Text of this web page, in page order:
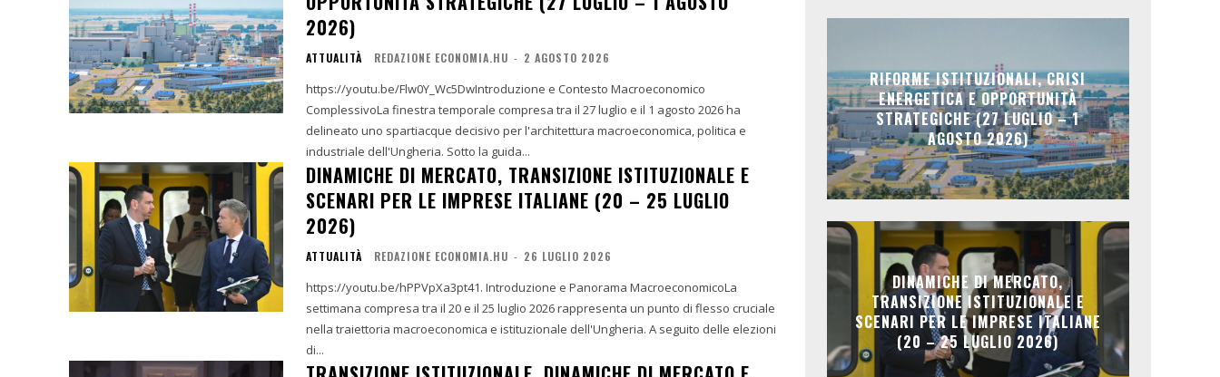
2026)
ATTUALITÀ REDAZIONE ECONOMIA.HU - 2 AGOSTO 2026
https://youtu.be/Flw0Y_Wc5DwIntroduzione e Contesto Macroeconomico
ComplessivoLa finestra temporale compresa tra il 27 luglio e il 1 agosto 2026 ha
delineato uno spartiacque decisivo per l'architettura macroeconomica, politica e
industriale dell'Ungheria. Sotto la guida...
DINAMICHE DI MERCATO, TRANSIZIONE ISTITUZIONALE E
SCENARI PER LE IMPRESE ITALIANE (20 – 25 LUGLIO
2026)
ATTUALITÀ REDAZIONE ECONOMIA.HU - 26 LUGLIO 2026
https://youtu.be/hPPVpXa3pt41. Introduzione e Panorama MacroeconomicoLa
settimana compresa tra il 20 e il 25 luglio 2026 rappresenta un punto di flesso cruciale
nella traiettoria macroeconomica e istituzionale dell'Ungheria. A seguito delle elezioni
di...
RIFORME ISTITUZIONALI, CRISI
ENERGETICA E OPPORTUNITÀ
STRATEGICHE (27 LUGLIO – 1
AGOSTO 2026)
DINAMICHE DI MERCATO,
TRANSIZIONE ISTITUZIONALE E
SCENARI PER LE IMPRESE ITALIANE
(20 – 25 LUGLIO 2026)